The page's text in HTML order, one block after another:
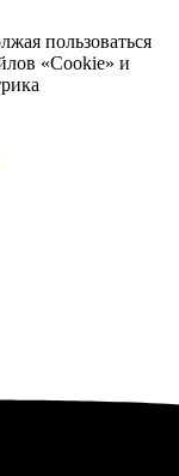
пользоваться
«Cookie» и